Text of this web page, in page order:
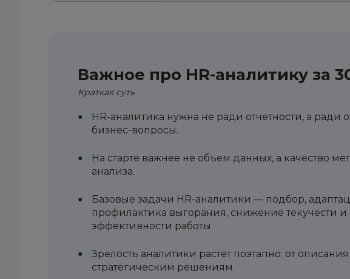
Важное про HR-аналитику за
Краткая суть
HR-аналитика нужна не ради отчетности, а ради
бизнес-вопросы.
На старте важнее не объем данных, а качество
анализа.
Базовые задачи HR-аналитики — подбор,
профилактика выгорания, снижение текучести
эффективности работы.
Зрелость аналитики растет поэтапно: от
стратегическим решениям.